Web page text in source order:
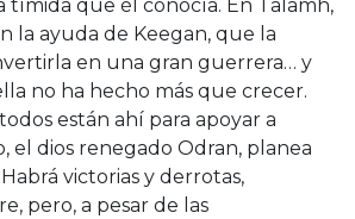
tímida que él conocía. En Talamh,
la ayuda de Keegan, que la
en una gran guerrera… y
no ha hecho más que crecer.
están ahí para apoyar a
el dios renegado Odran, planea
victorias y derrotas,
pero, a pesar de las